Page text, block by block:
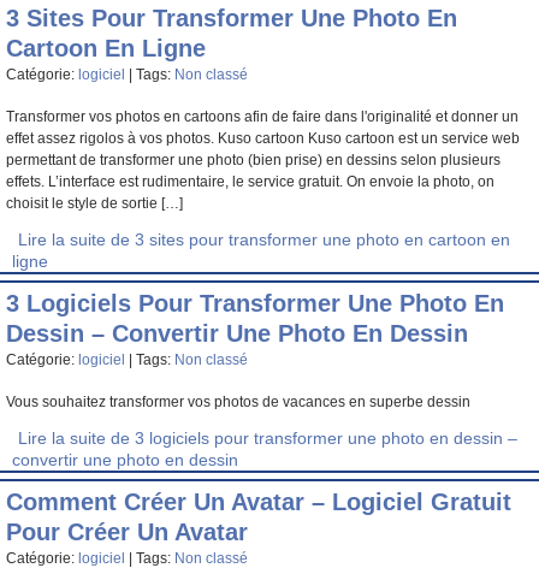
3 Sites Pour Transformer Une Photo En
Cartoon En Ligne
Catégorie: logiciel | Tags: Non classé
Transformer vos photos en cartoons afin de faire dans l'originalité et donner un
effet assez rigolos à vos photos. Kuso cartoon Kuso cartoon est un service web
permettant de transformer une photo (bien prise) en dessins selon plusieurs
effets. L’interface est rudimentaire, le service gratuit. On envoie la photo, on
choisit le style de sortie […]
Lire la suite de 3 sites pour transformer une photo en cartoon en
ligne
3 Logiciels Pour Transformer Une Photo En
Dessin – Convertir Une Photo En Dessin
Catégorie: logiciel | Tags: Non classé
Vous souhaitez transformer vos photos de vacances en superbe dessin
Lire la suite de 3 logiciels pour transformer une photo en dessin –
convertir une photo en dessin
Comment Créer Un Avatar – Logiciel Gratuit
Pour Créer Un Avatar
Catégorie: logiciel | Tags: Non classé